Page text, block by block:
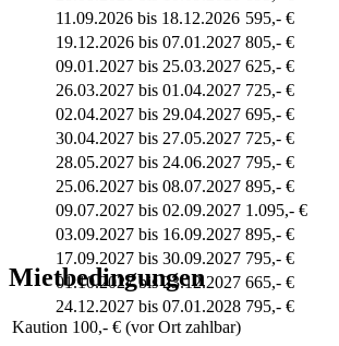
11.09.2026 bis 18.12.2026 595,- €
19.12.2026 bis 07.01.2027 805,- €
09.01.2027 bis 25.03.2027 625,- €
26.03.2027 bis 01.04.2027 725,- €
02.04.2027 bis 29.04.2027 695,- €
30.04.2027 bis 27.05.2027 725,- €
28.05.2027 bis 24.06.2027 795,- €
25.06.2027 bis 08.07.2027 895,- €
09.07.2027 bis 02.09.2027 1.095,- €
03.09.2027 bis 16.09.2027 895,- €
17.09.2027 bis 30.09.2027 795,- €
01.10.2027 bis 23.12.2027 665,- €
24.12.2027 bis 07.01.2028 795,- €
Mietbedingungen
Kaution 100,- € (vor Ort zahlbar)